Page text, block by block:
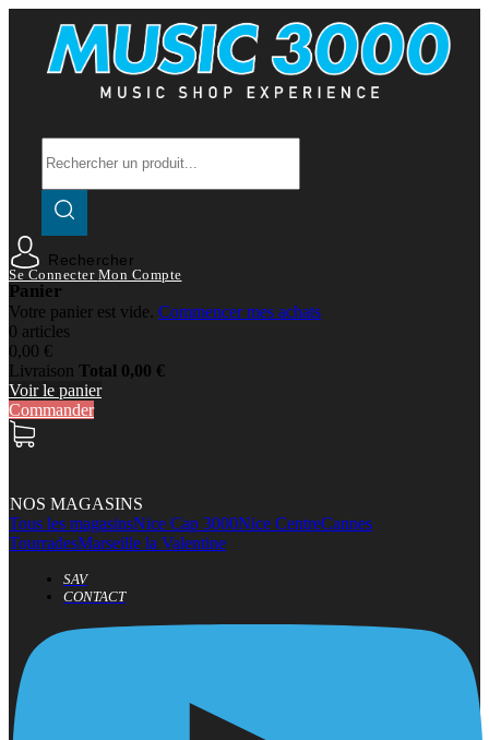
Rechercher
Se Connecter Mon Compte
Panier
Votre panier est vide. Commencer mes achats
0 articles
0,00 €
Livraison Total 0,00 €
Voir le panier
Commander
NOS MAGASINS
Tous les magasinsNice Cap 3000Nice CentreCannes
TourradesMarseille la Valentine
SAV
CONTACT